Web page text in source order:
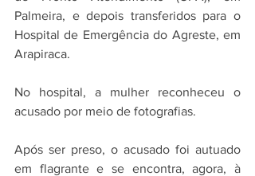
Palmeira, e depois transferidos para o
Hospital de Emergência do Agreste, em
Arapiraca.
No hospital, a mulher reconheceu o
acusado por meio de fotografias.
Após ser preso, o acusado foi autuado
em flagrante e se encontra, agora, à